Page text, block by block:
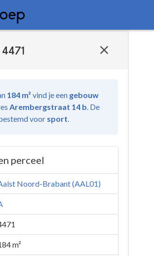
184 m² vind jeeen gebouw
Arembergstraat 14 b. De
voor sport.
perceel
Noord-Brabant (AAL01)
m²